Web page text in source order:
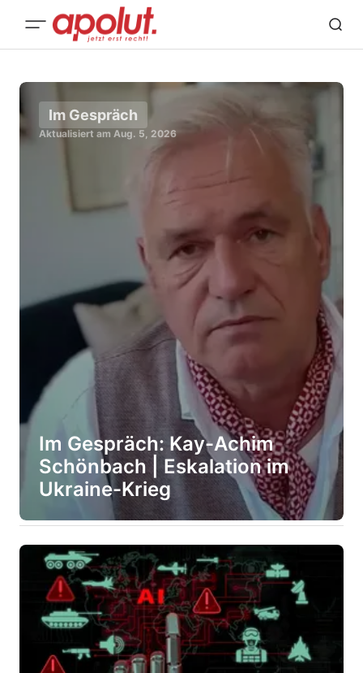
Im Gespräch
Aktualisiert am Aug. 5, 2026
Im Gespräch: Kay-Achim
Schönbach | Eskalation im
Ukraine-Krieg